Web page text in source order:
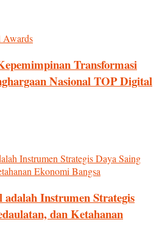
Transformasi
Nasional TOP Digital
Instrumen Strategis
dan Ketahanan